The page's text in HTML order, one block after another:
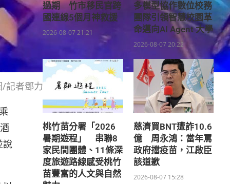
記者鄧力軍翻攝）
說
過期 竹市移民官跨
國連線5個月神救援
2026-08-07 21:21
多模型協作數位校務
團隊引領智慧校園革
命邁向AI Agent 大學
2026-08-07 20:22
桃竹苗分署「2026
暑期遊程」 串聯8
家民間團體、11條深
度旅遊路線感受桃竹
苗豐富的人文與自然
慈濟買BNT遭詐10.6
億 周永鴻：當年罵
政府擋疫苗，江啟臣
該道歉
2026-08-07 15:28